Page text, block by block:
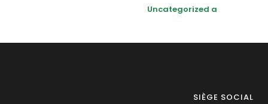
Uncategorized a
SIÈGE SOCIAL